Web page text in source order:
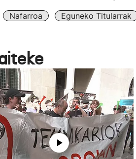
Nafarroa Eguneko Titularrak